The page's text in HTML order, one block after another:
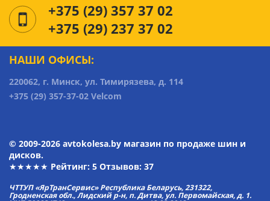
+375 (29) 357 37 02
+375 (29) 237 37 02
НАШИ ОФИСЫ:
220062, г. Минск, ул. Тимирязева, д. 114
+375 (29) 357-37-02 Velcom
© 2009-2026 avtokolesa.by магазин по продаже шин и
дисков.
★★★★★ Рейтинг: 5 Отзывов: 37
ЧТТУП «ЯрТранСервис» Республика Беларусь, 231322,
Гродненская обл., Лидский р-н, п. Дитва, ул. Первомайская, д. 1.